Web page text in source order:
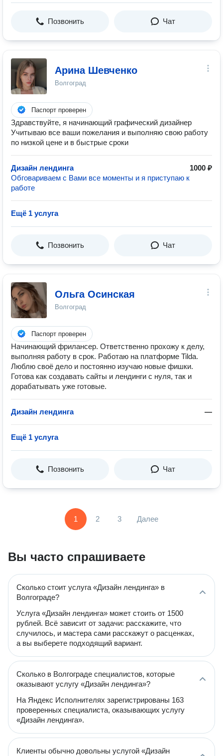
Позвонить Чат
Арина Шевченко
Волгоград
Паспорт проверен
Здравствуйте, я начинающий графический дизайнер
Учитываю все ваши пожелания и выполняю свою работу
по низкой цене и в быстрые сроки
Дизайн лендинга
1000 ₽
Обговариваем с Вами все моменты и я приступаю к
работе
Ещё 1 услуга
Позвонить Чат
Ольга Осинская
Волгоград
Паспорт проверен
Начинающий фрилансер. Ответственно прохожу к делу,
выполняя работу в срок. Работаю на платформе Tilda.
Люблю своё дело и постоянно изучаю новые фишки.
Готова как создавать сайты и лендинги с нуля, так и
дорабатывать уже готовые.
Дизайн лендинга —
Ещё 1 услуга
Позвонить Чат
1 2 3 Далее
Вы часто спрашиваете
Сколько стоит услуга «Дизайн лендинга» в
Волгограде?
Услуга «Дизайн лендинга» может стоить от 1500
рублей. Всё зависит от задачи: расскажите, что
случилось, и мастера сами расскажут о расценках,
а вы выберете подходящий вариант.
Сколько в Волгограде специалистов, которые
оказывают услугу «Дизайн лендинга»?
На Яндекс Исполнителях зарегистрированы 163
проверенных специалиста, оказывающих услугу
«Дизайн лендинга».
Клиенты обычно довольны услугой «Дизайн